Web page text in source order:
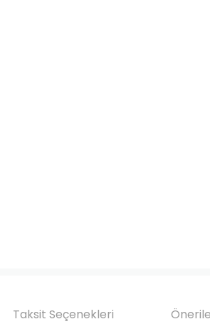
Taksit Seçenekleri